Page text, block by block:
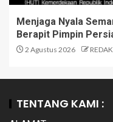
Menjaga Nyala
Berapit Pimpin
2 Agustus 2026
TENTANG KAMI :